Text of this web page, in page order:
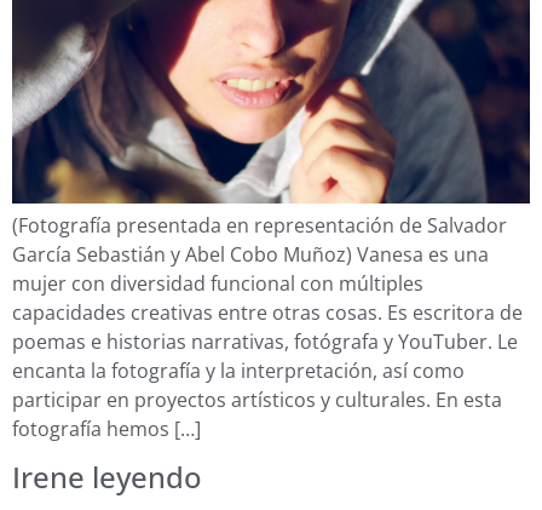
(Fotografía presentada en representación de Salvador
García Sebastián y Abel Cobo Muñoz) Vanesa es una
mujer con diversidad funcional con múltiples
capacidades creativas entre otras cosas. Es escritora de
poemas e historias narrativas, fotógrafa y YouTuber. Le
encanta la fotografía y la interpretación, así como
participar en proyectos artísticos y culturales. En esta
fotografía hemos […]
Irene leyendo